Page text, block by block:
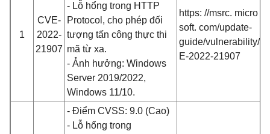
1
CVE-
2022-
21907
- Lỗ hổng trong HTTP
Protocol, cho phép đối
tượng tấn công thực thi
mã từ xa.
- Ảnh hưởng: Windows
Server 2019/2022,
Windows 11/10.
https: //msrc. micro
soft. com/update-
guide/vulnerability/
E-2022-21907
- Điểm CVSS: 9.0 (Cao)
- Lỗ hổng trong